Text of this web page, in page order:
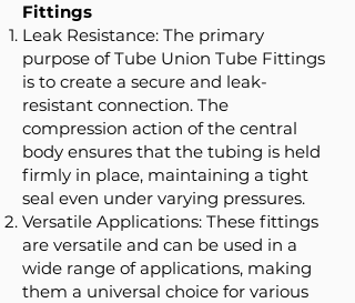
Fittings
Leak Resistance: The primary
purpose of Tube Union Tube Fittings
is to create a secure and leak-
resistant connection. The
compression action of the central
body ensures that the tubing is held
firmly in place, maintaining a tight
seal even under varying pressures.
Versatile Applications: These fittings
are versatile and can be used in a
wide range of applications, making
them a universal choice for various